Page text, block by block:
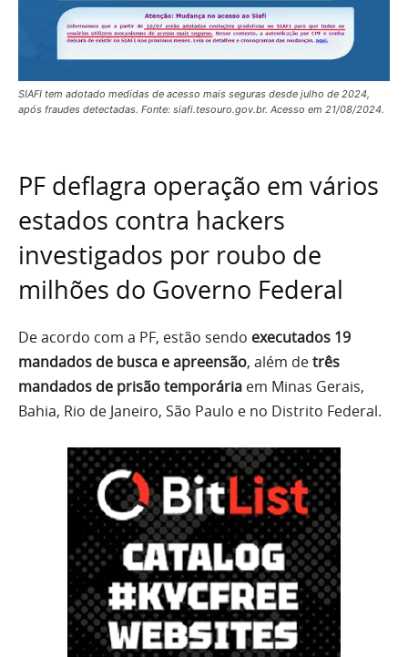
SIAFI tem adotado medidas de acesso mais seguras desde julho de 2024,
após fraudes detectadas. Fonte: siafi.tesouro.gov.br. Acesso em 21/08/2024.
PF deflagra operação em vários
estados contra hackers
investigados por roubo de
milhões do Governo Federal
De acordo com a PF, estão sendo executados 19
mandados de busca e apreensão, além detrês
mandados de prisão temporária em Minas Gerais,
Bahia, Rio de Janeiro, São Paulo e no Distrito Federal.